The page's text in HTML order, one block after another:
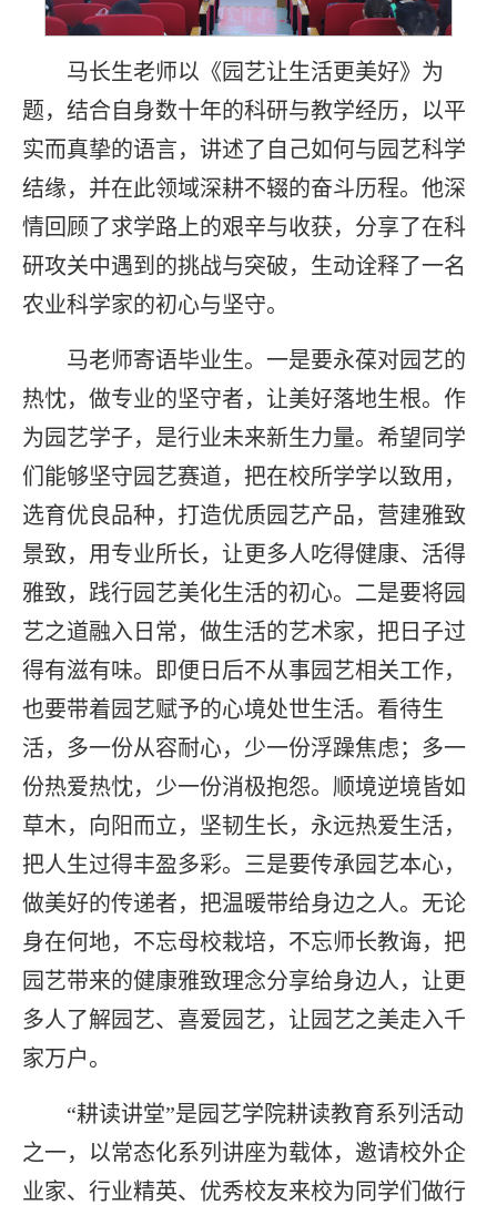
马长生老师以《园艺让生活更美好》为
题，结合自身数十年的科研与教学经历，以平
实而真挚的语言，讲述了自己如何与园艺科学
结缘，并在此领域深耕不辍的奋斗历程。他深
情回顾了求学路上的艰辛与收获，分享了在科
研攻关中遇到的挑战与突破，生动诠释了一名
农业科学家的初心与坚守。
马老师寄语毕业生。一是要永葆对园艺的
热忱，做专业的坚守者，让美好落地生根。作
为园艺学子，是行业未来新生力量。希望同学
们能够坚守园艺赛道，把在校所学学以致用，
选育优良品种，打造优质园艺产品，营建雅致
景致，用专业所长，让更多人吃得健康、活得
雅致，践行园艺美化生活的初心。二是要将园
艺之道融入日常，做生活的艺术家，把日子过
得有滋有味。即便日后不从事园艺相关工作，
也要带着园艺赋予的心境处世生活。看待生
活，多一份从容耐心，少一份浮躁焦虑；多一
份热爱热忱，少一份消极抱怨。顺境逆境皆如
草木，向阳而立，坚韧生长，永远热爱生活，
把人生过得丰盈多彩。三是要传承园艺本心，
做美好的传递者，把温暖带给身边之人。无论
身在何地，不忘母校栽培，不忘师长教诲，把
园艺带来的健康雅致理念分享给身边人，让更
多人了解园艺、喜爱园艺，让园艺之美走入千
家万户。
“耕读讲堂”是园艺学院耕读教育系列活动
之一，以常态化系列讲座为载体，邀请校外企
业家、行业精英、优秀校友来校为同学们做行